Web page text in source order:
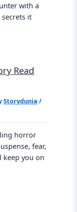
with a
it
Read
Storydunia /
horror
fear,
keep you on